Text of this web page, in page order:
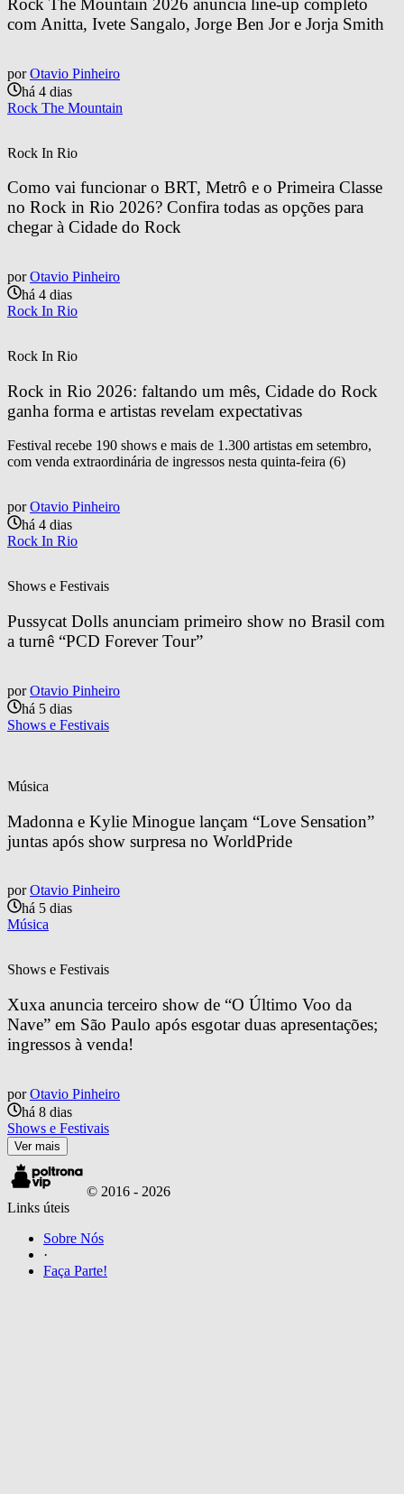
Rock The Mountain 2026 anuncia line-up completo
com Anitta, Ivete Sangalo, Jorge Ben Jor e Jorja Smith
por Otavio Pinheiro
há 4 dias
Rock The Mountain
Rock In Rio
Como vai funcionar o BRT, Metrô e o Primeira Classe
no Rock in Rio 2026? Confira todas as opções para
chegar à Cidade do Rock
por Otavio Pinheiro
há 4 dias
Rock In Rio
Rock In Rio
Rock in Rio 2026: faltando um mês, Cidade do Rock
ganha forma e artistas revelam expectativas
Festival recebe 190 shows e mais de 1.300 artistas em setembro,
com venda extraordinária de ingressos nesta quinta-feira (6)
por Otavio Pinheiro
há 4 dias
Rock In Rio
Shows e Festivais
Pussycat Dolls anunciam primeiro show no Brasil com
a turnê “PCD Forever Tour”
por Otavio Pinheiro
há 5 dias
Shows e Festivais
Música
Madonna e Kylie Minogue lançam “Love Sensation”
juntas após show surpresa no WorldPride
por Otavio Pinheiro
há 5 dias
Música
Shows e Festivais
Xuxa anuncia terceiro show de “O Último Voo da
Nave” em São Paulo após esgotar duas apresentações;
ingressos à venda!
por Otavio Pinheiro
há 8 dias
Shows e Festivais
Ver mais
© 2016 - 2026
Links úteis
Sobre Nós
·
Faça Parte!